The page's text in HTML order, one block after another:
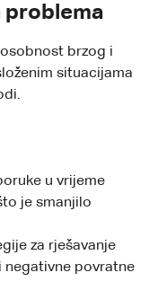
problema
brzog i
situacijama
u vrijeme
je smanjilo
za rješavanje
negativne povratne